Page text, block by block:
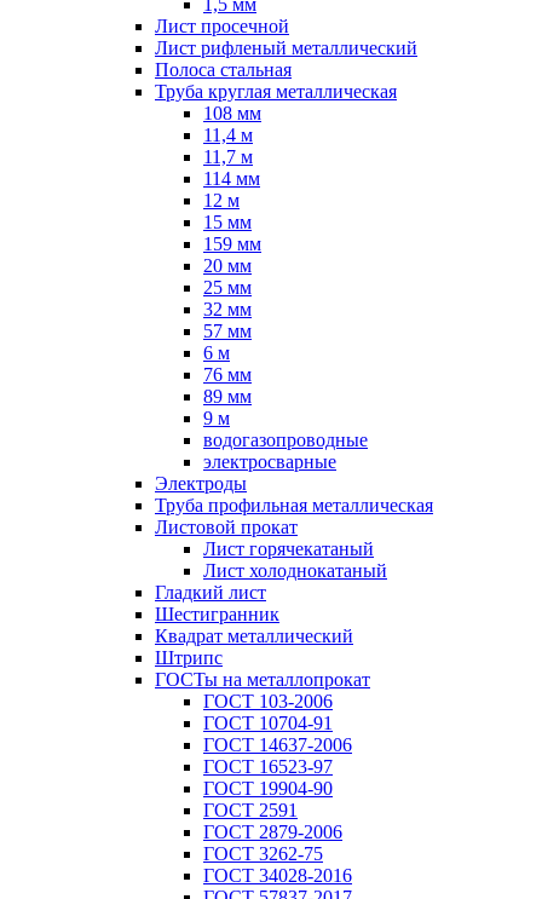
1,5 мм
Лист просечной
Лист рифленый металлический
Полоса стальная
Труба круглая металлическая
108 мм
11,4 м
11,7 м
114 мм
12 м
15 мм
159 мм
20 мм
25 мм
32 мм
57 мм
6 м
76 мм
89 мм
9 м
водогазопроводные
электросварные
Электроды
Труба профильная металлическая
Листовой прокат
Лист горячекатаный
Лист холоднокатаный
Гладкий лист
Шестигранник
Квадрат металлический
Штрипс
ГОСТы на металлопрокат
ГОСТ 103-2006
ГОСТ 10704-91
ГОСТ 14637-2006
ГОСТ 16523-97
ГОСТ 19904-90
ГОСТ 2591
ГОСТ 2879-2006
ГОСТ 3262-75
ГОСТ 34028-2016